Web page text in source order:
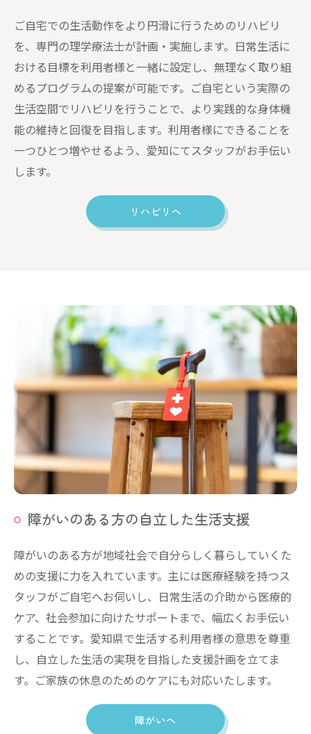
ご自宅での生活動作をより円滑に行うためのリハビリ
を、専門の理学療法士が計画・実施します。日常生活に
おける目標を利用者様と一緒に設定し、無理なく取り組
めるプログラムの提案が可能です。ご自宅という実際の
生活空間でリハビリを行うことで、より実践的な身体機
能の維持と回復を目指します。利用者様にできることを
一つひとつ増やせるよう、愛知にてスタッフがお手伝い
します。
リハビリへ
障がいのある方の自立した生活支援
障がいのある方が地域社会で自分らしく暮らしていくた
めの支援に力を入れています。主には医療経験を持つス
タッフがご自宅へお伺いし、日常生活の介助から医療的
ケア、社会参加に向けたサポートまで、幅広くお手伝い
することです。愛知県で生活する利用者様の意思を尊重
し、自立した生活の実現を目指した支援計画を立てま
す。ご家族の休息のためのケアにも対応いたします。
障がいへ